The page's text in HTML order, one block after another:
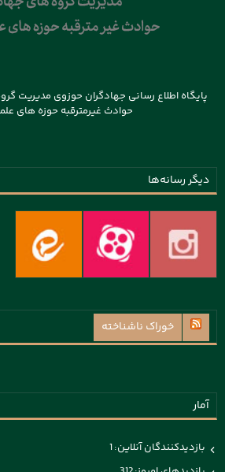
پایگاه اطلاع رسانی جهادگران حوزوی مدیریت
حوادث غیرمترقبه حوزه های
دیگر رسانه‌ها
خوراک ناشناخته
آمار
بازدیدکنندگان آنلاین:1